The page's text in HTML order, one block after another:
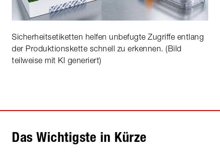
Sicherheitsetiketten helfen unbefugte Zugriffe entlang
der Produktionskette schnell zu erkennen. (Bild
teilweise mit KI generiert)
Das Wichtigste in Kürze